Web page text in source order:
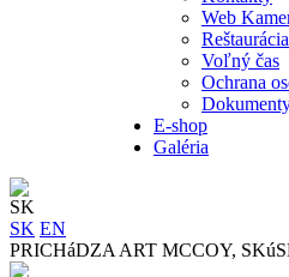
Web
Reštaurácia
Voľný čas
Ochrana
E-shop
Galéria
SK
SK EN
PRICHáDZA ART MCCOY,